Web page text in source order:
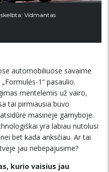
Vidmantas
automobiliuose savaime
1“ pasaulio.
mentelėmis už vairo,
tai pirmiausia buvo
masinėje gamyboje.
yra labiau nutolusi
bet kada anksčiau. Ar tai
jau nebepajusime?
kurio vaisius jau